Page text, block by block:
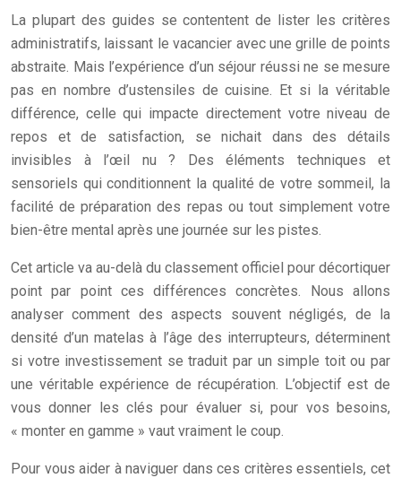
La plupart des guides se contentent de lister les critères
administratifs, laissant le vacancier avec une grille de points
abstraite. Mais l’expérience d’un séjour réussi ne se mesure
pas en nombre d’ustensiles de cuisine. Et si la véritable
différence, celle qui impacte directement votre niveau de
repos et de satisfaction, se nichait dans des détails
invisibles à l’œil nu ? Des éléments techniques et
sensoriels qui conditionnent la qualité de votre sommeil, la
facilité de préparation des repas ou tout simplement votre
bien-être mental après une journée sur les pistes.
Cet article va au-delà du classement officiel pour décortiquer
point par point ces différences concrètes. Nous allons
analyser comment des aspects souvent négligés, de la
densité d’un matelas à l’âge des interrupteurs, déterminent
si votre investissement se traduit par un simple toit ou par
une véritable expérience de récupération. L’objectif est de
vous donner les clés pour évaluer si, pour vos besoins,
« monter en gamme » vaut vraiment le coup.
Pour vous aider à naviguer dans ces critères essentiels, cet